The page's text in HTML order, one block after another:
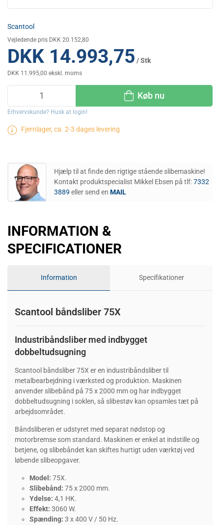
Scantool
Vejledende pris DKK 20.152,80
DKK 14.993,75 / Stk
DKK 11.995,00 ekskl. moms
Køb nu
Erhvervskunde? Husk at login!
Fjernlager, ca. 2-3 dages levering
Hjælp til at finde den rigtige stående slibemaskine!
Kontakt produktspecialist Mikkel Ebsen på tlf:7332
3889 eller send en MAIL
INFORMATION &
SPECIFICATIONER
Information Specifikationer
Scantool båndsliber 75X
Industribåndsliber med indbygget
dobbeltudsugning
Scantool båndsliber 75X er en industribåndsliber til
metalbearbejdning i værksted og produktion. Maskinen
anvender slibebånd på 75 x 2000 mm og har indbygget
dobbeltudsugning i soklen, så slibestøv kan opsamles tæt på
arbejdsområdet.
Båndsliberen er udstyret med separat nødstop og
motorbremse som standard. Maskinen er enkel at indstille og
betjene, og slibebåndet kan skiftes hurtigt uden værktøj ved
løbende slibeopgaver.
Model: 75X.
Slibebånd: 75 x 2000 mm.
Ydelse: 4,1 HK.
Effekt: 3060 W.
Spænding: 3 x 400 V / 50 Hz.